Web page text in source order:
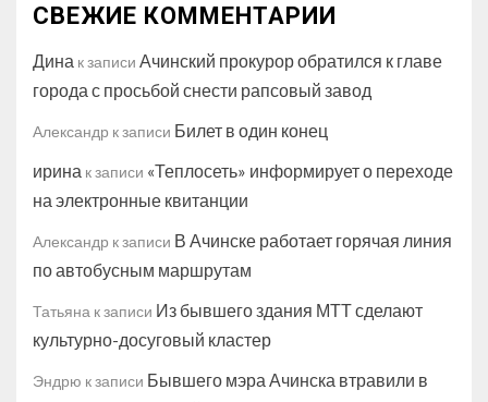
СВЕЖИЕ КОММЕНТАРИИ
Дина к записи Ачинский прокурор обратился к главе
города с просьбой снести рапсовый завод
Александр к записи Билет в один конец
ирина к записи «Теплосеть» информирует о переходе
на электронные квитанции
Александр к записи В Ачинске работает горячая линия
по автобусным маршрутам
Татьяна к записи Из бывшего здания МТТ сделают
культурно-досуговый кластер
Эндрю к записи Бывшего мэра Ачинска втравили в